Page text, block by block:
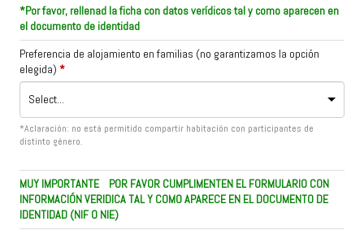
*Por favor, rellenad la ficha con datos verídicos tal y como aparecen en
el documento de identidad
Preferencia de alojamiento en familias (no garantizamos la opción
elegida) *
*Aclaración: no está permitido compartir habitación con participantes de
distinto género.
MUY IMPORTANTE POR FAVOR CUMPLIMENTEN EL FORMULARIO CON
INFORMACIÓN VERIDICA TAL Y COMO APARECE EN EL DOCUMENTO DE
IDENTIDAD (NIF O NIE)